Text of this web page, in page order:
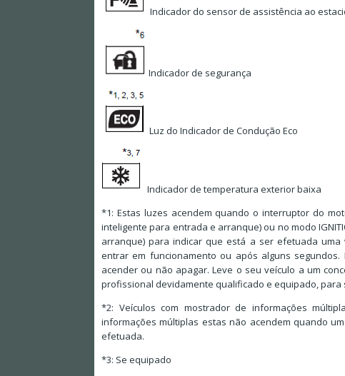
Indicador do sensor de assistência ao
Indicador de segurança
Luz do Indicador de Condução Eco
Indicador de temperatura exterior baixa
*1: Estas luzes acendem quando o interruptor do
inteligente para entrada e arranque) ou no modo
arranque) para indicar que está a ser efetuada
entrar em funcionamento ou após alguns
acender ou não apagar. Leve o seu veículo a um
profissional devidamente qualificado e equipado, para
*2: Veículos com mostrador de informações
informações múltiplas estas não acendem quando
efetuada.
*3: Se equipado